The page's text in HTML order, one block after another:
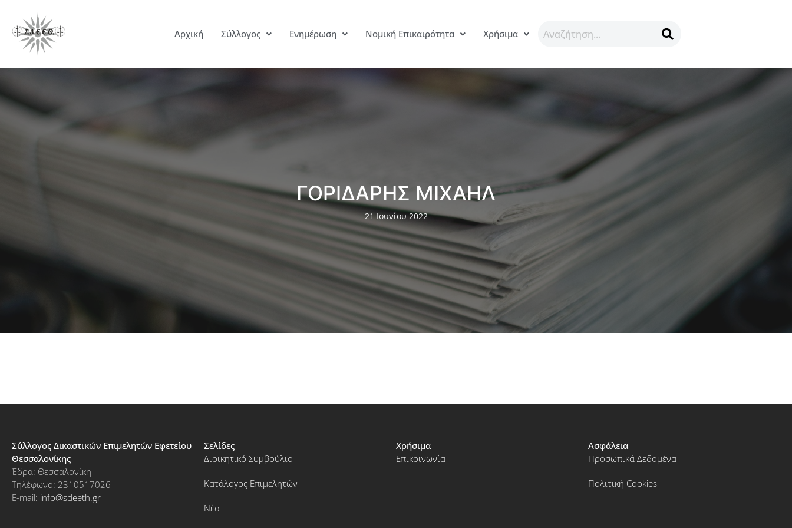
Αρχική Σύλλογος Ενημέρωση Νομική Επικαιρότητα Χρήσιμα
ΓΟΡΙΔΑΡΗΣ ΜΙΧΑΗΛ
21 Ιουνίου 2022
Σύλλογος Δικαστικών Επιμελητών Εφετείου
Θεσσαλονίκης
Έδρα: Θεσσαλονίκη
Τηλέφωνο: 2310517026
E-mail: info@sdeeth.gr
Σελίδες
Διοικητικό Συμβούλιο
Κατάλογος Επιμελητών
Νέα
Χρήσιμα
Επικοινωνία
Ασφάλεια
Προσωπικά Δεδομένα
Πολιτική Cookies